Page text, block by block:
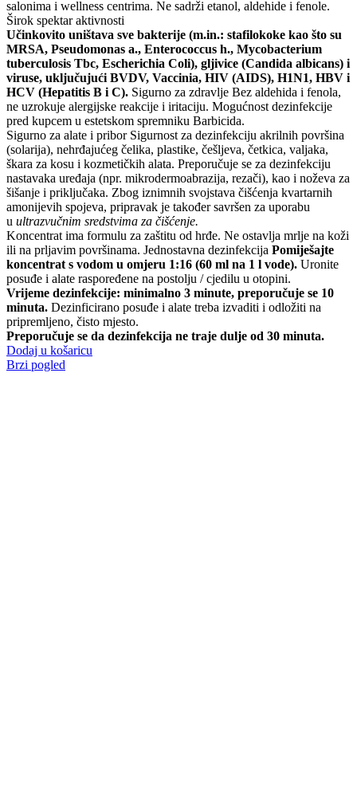
salonima i wellness centrima. Ne sadrži etanol, aldehide i fenole.
Širok spektar aktivnosti
Učinkovito uništava sve bakterije (m.in.: stafilokoke kao što su
MRSA, Pseudomonas a., Enterococcus h., Mycobacterium
tuberculosis Tbc, Escherichia Coli), gljivice (Candida albicans) i
viruse, uključujući BVDV, Vaccinia, HIV (AIDS), H1N1, HBV i
HCV (Hepatitis B i C). Sigurno za zdravlje Bez aldehida i fenola,
ne uzrokuje alergijske reakcije i iritaciju. Mogućnost dezinfekcije
pred kupcem u estetskom spremniku Barbicida.
Sigurno za alate i pribor Sigurnost za dezinfekciju akrilnih površina
(solarija), nehrđajućeg čelika, plastike, češljeva, četkica, valjaka,
škara za kosu i kozmetičkih alata. Preporučuje se za dezinfekciju
nastavaka uređaja (npr. mikrodermoabrazija, rezači), kao i noževa za
šišanje i priključaka. Zbog iznimnih svojstava čišćenja kvartarnih
amonijevih spojeva, pripravak je također savršen za uporabu
u ultrazvučnim sredstvima za čišćenje.
Koncentrat ima formulu za zaštitu od hrđe. Ne ostavlja mrlje na koži
ili na prljavim površinama. Jednostavna dezinfekcija Pomiješajte
koncentrat s vodom u omjeru 1:16 (60 ml na 1 l vode). Uronite
posuđe i alate raspoređene na postolju / cjedilu u otopini.
Vrijeme dezinfekcije: minimalno 3 minute, preporučuje se 10
minuta. Dezinficirano posuđe i alate treba izvaditi i odložiti na
pripremljeno, čisto mjesto.
Preporučuje se da dezinfekcija ne traje dulje od 30 minuta.
Dodaj u košaricu
Brzi pogled